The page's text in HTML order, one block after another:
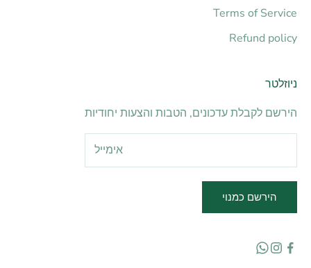
Terms of Service
Refund policy
ניוזלטר
הירשם לקבלת עדכונים, הטבות והצעות יחודיות
הירשם כמנוי